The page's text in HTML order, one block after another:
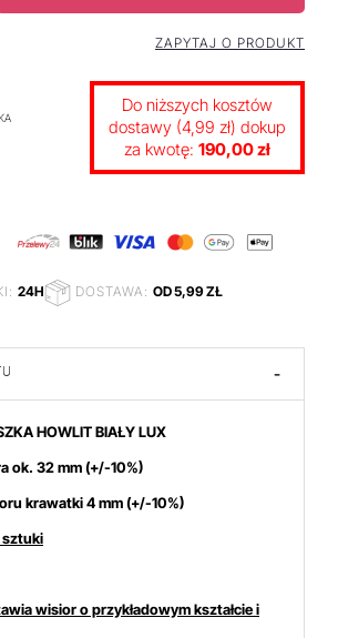
ZAPYTAJ O PRODUKT
Do niższych kosztów
dostawy (4,99 zł) dokup
za kwotę: 190,00 zł
24H DOSTAWA: OD 5,99 ZŁ
-
HOWLIT BIAŁY LUX
ok. 32 mm(+/-10%)
krawatki 4 mm (+/-10%)
sztuki
wisior o przykładowym kształcie i